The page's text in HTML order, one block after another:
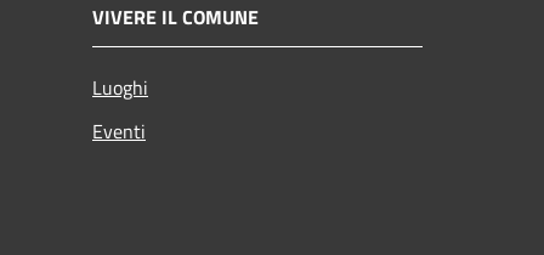
VIVERE IL COMUNE
Luoghi
Eventi